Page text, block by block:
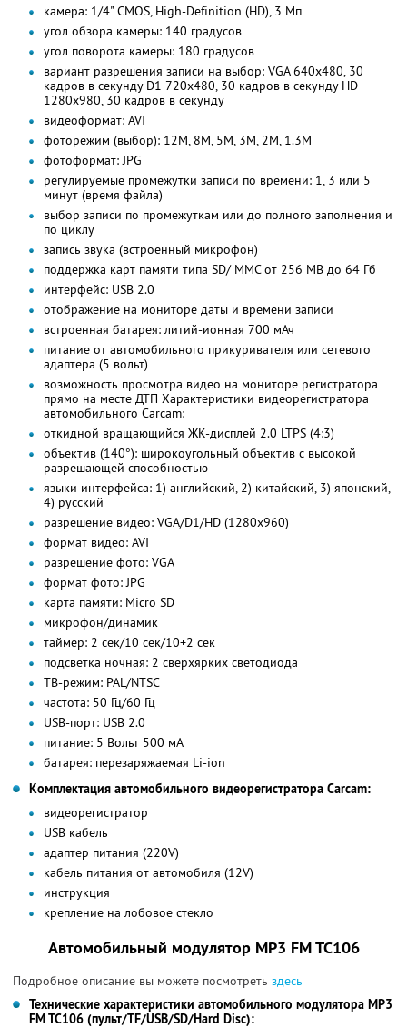
камера: 1/4" CMOS, High-Definition (HD), 3 Мп
угол обзора камеры: 140 градусов
угол поворота камеры: 180 градусов
вариант разрешения записи на выбор: VGA 640x480, 30
кадров в секунду D1 720x480, 30 кадров в секунду HD
1280x980, 30 кадров в секунду
видеоформат: AVI
фоторежим (выбор): 12М, 8М, 5М, 3М, 2М, 1.3М
фотоформат: JPG
регулируемые промежутки записи по времени: 1, 3 или 5
минут (время файла)
выбор записи по промежуткам или до полного заполнения и
по циклу
запись звука (встроенный микрофон)
поддержка карт памяти типа SD/ MMC от 256 МВ до 64 Гб
интерфейс: USB 2.0
отображение на мониторе даты и времени записи
встроенная батарея: литий-ионная 700 мАч
питание от автомобильного прикуривателя или сетевого
адаптера (5 вольт)
возможность просмотра видео на мониторе регистратора
прямо на месте ДТП Характеристики видеорегистратора
автомобильного Carcam:
откидной вращающийся ЖК-дисплей 2.0 LTPS (4:3)
объектив (140°): широкоугольный объектив с высокой
разрешающей способностью
языки интерфейса: 1) английский, 2) китайский, 3) японский,
4) русский
разрешение видео: VGA/D1/HD (1280x960)
формат видео: AVI
разрешение фото: VGA
формат фото: JPG
карта памяти: Micro SD
микрофон/динамик
таймер: 2 сек/10 сек/10+2 сек
подсветка ночная: 2 сверхярких светодиода
ТВ-режим: PAL/NTSC
частота: 50 Гц/60 Гц
USB-порт: USB 2.0
питание: 5 Вольт 500 мА
батарея: перезаряжаемая Li-ion
Комплектация автомобильного видеорегистратора Сarcam:
видеорегистратор
USB кабель
адаптер питания (220V)
кабель питания от автомобиля (12V)
инструкция
крепление на лобовое стекло
Автомобильный модулятор МР3 FM TC106
Подробное описание вы можете посмотреть здесь
Технические характеристики автомобильного модулятора МР3
FM TC106 (пульт/TF/USB/SD/Hard Disc):